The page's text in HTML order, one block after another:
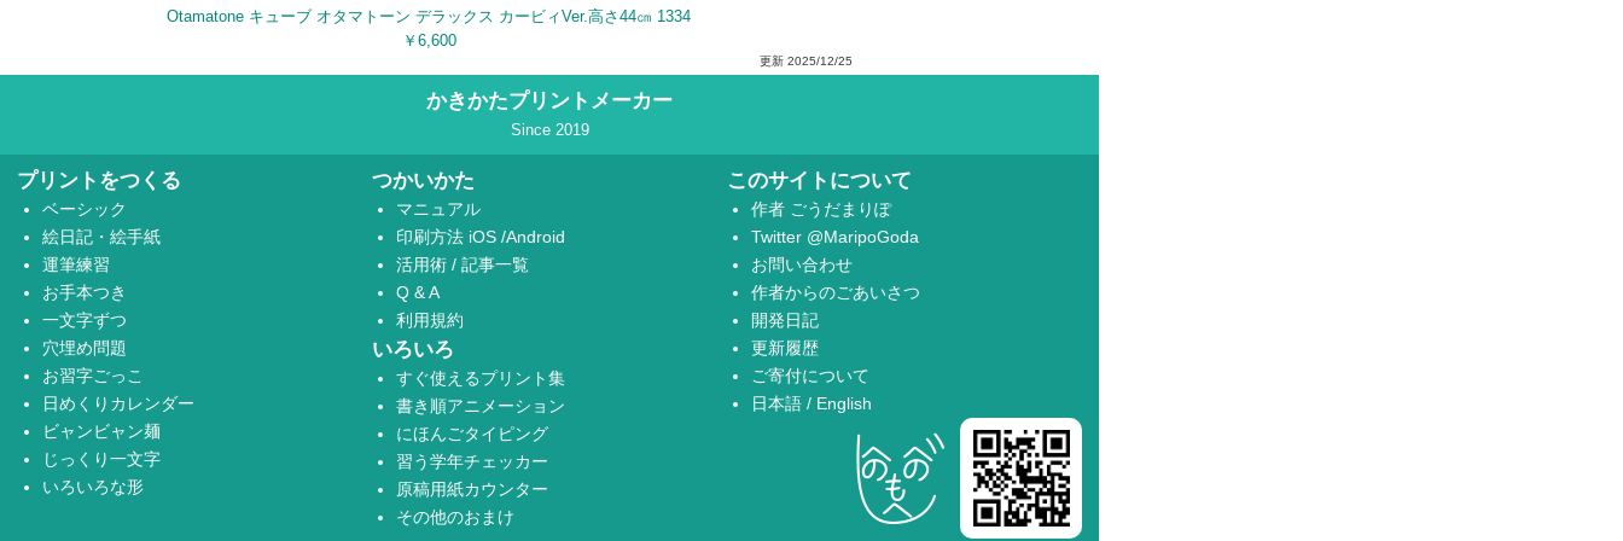
Otamatone キューブ オタマトーン デラックス カービィVer.高さ44㎝ 1334
￥6,600
更新 2025/12/25
かきかたプリントメーカー
Since 2019
プリントをつくる
ベーシック
絵日記・絵手紙
運筆練習
お手本つき
一文字ずつ
穴埋め問題
お習字ごっこ
日めくりカレンダー
ビャンビャン麺
じっくり一文字
いろいろな形
つかいかた
マニュアル
印刷方法 iOS/Android
活用術 /記事一覧
Q & A
利用規約
いろいろ
すぐ使えるプリント集
書き順アニメーション
にほんごタイピング
習う学年チェッカー
原稿用紙カウンター
その他のおまけ
このサイトについて
作者 ごうだまりぽ
Twitter @MaripoGoda
お問い合わせ
作者からのごあいさつ
開発日記
更新履歴
ご寄付について
日本語/ English